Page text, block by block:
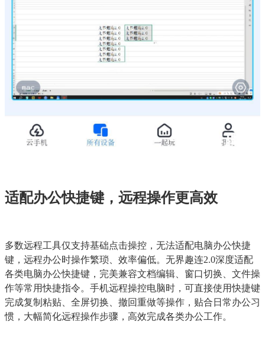
适配办公快捷键，远程操作更高效
多数远程工具仅支持基础点击操控，无法适配电脑办公快捷
键，远程办公时操作繁琐、效率偏低。无界趣连2.0深度适配
各类电脑办公快捷键，完美兼容文档编辑、窗口切换、文件操
作等常用快捷指令。手机远程操控电脑时，可直接使用快捷键
完成复制粘贴、全屏切换、撤回重做等操作，贴合日常办公习
惯，大幅简化远程操作步骤，高效完成各类办公工作。